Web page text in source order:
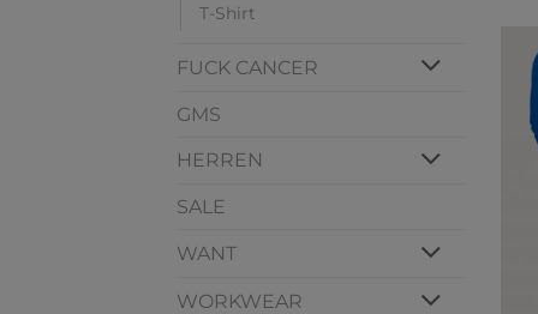
T-Shirt
FUCK CANCER
GMS
HERREN
SALE
WANT
WORKWEAR